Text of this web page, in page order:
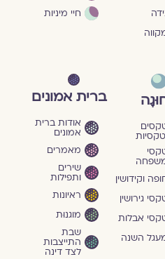
חיי מיניות
וקידושין
גירושין
אבלות
השנה
ברית אמונים
אודות ברית
אמונים
מאמרים
שירים
ותפילות
ראיונות
מוגנוּת
שבת
התייצבות
לצד דינה